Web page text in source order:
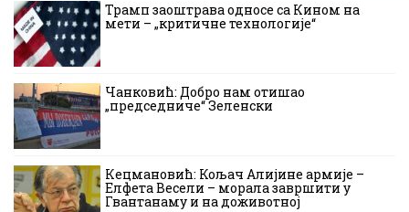
Трамп заоштрава односе са Кином на
мети – „критичне технологије“
Чанковић: Добро нам отишао
„председниче“ Зеленски
Кецмановић: Кољач Алијине армије –
Елфета Весели – морала завршити у
Гвантанаму и на доживотној